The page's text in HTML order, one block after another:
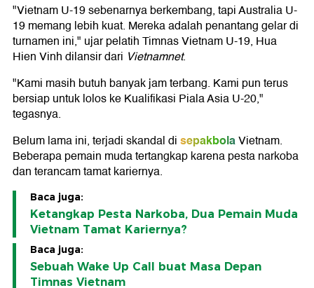
"Vietnam U-19 sebenarnya berkembang, tapi Australia U-
19 memang lebih kuat. Mereka adalah penantang gelar di
turnamen ini," ujar pelatih Timnas Vietnam U-19, Hua
Hien Vinh dilansir dari Vietnamnet.
"Kami masih butuh banyak jam terbang. Kami pun terus
bersiap untuk lolos ke Kualifikasi Piala Asia U-20,"
tegasnya.
Belum lama ini, terjadi skandal disepakbolaVietnam.
Beberapa pemain muda tertangkap karena pesta narkoba
dan terancam tamat kariernya.
Baca juga:
Ketangkap Pesta Narkoba, Dua Pemain Muda
Vietnam Tamat Kariernya?
Baca juga:
Sebuah Wake Up Call buat Masa Depan
Timnas Vietnam